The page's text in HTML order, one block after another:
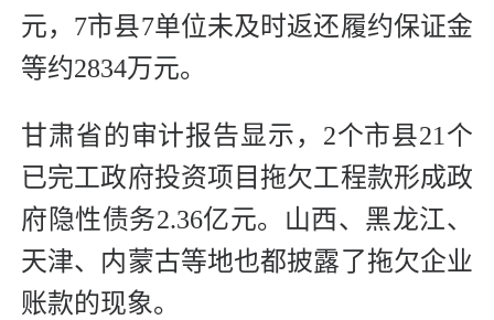
元，7市县7单位未及时返还履约保证金
等约2834万元。
甘肃省的审计报告显示，2个市县21个
已完工政府投资项目拖欠工程款形成政
府隐性债务2.36亿元。山西、黑龙江、
天津、内蒙古等地也都披露了拖欠企业
账款的现象。